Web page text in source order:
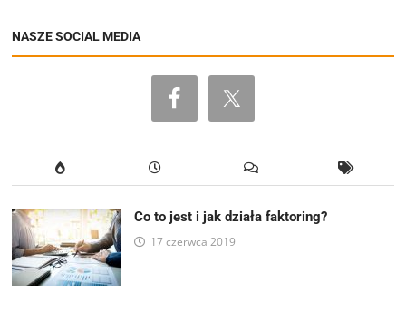
NASZE SOCIAL MEDIA
Co to jest i jak działa faktoring?
17 czerwca 2019